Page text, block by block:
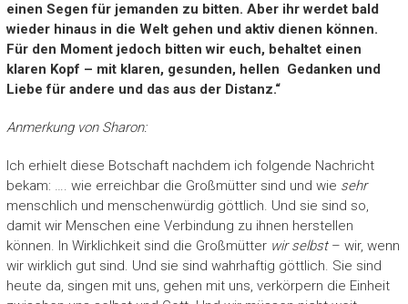
einen Segen für jemanden zu bitten. Aber ihr werdet bald
wieder hinaus in die Welt gehen und aktiv dienen können.
Für den Moment jedoch bitten wir euch, behaltet einen
klaren Kopf – mit klaren, gesunden, hellen Gedanken und
Liebe für andere und das aus der Distanz.“
Anmerkung von Sharon:
Ich erhielt diese Botschaft nachdem ich folgende Nachricht
bekam: …. wie erreichbar die Großmütter sind und wie sehr
menschlich und menschenwürdig göttlich. Und sie sind so,
damit wir Menschen eine Verbindung zu ihnen herstellen
können. In Wirklichkeit sind die Großmütter wir selbst – wir, wenn
wir wirklich gut sind. Und sie sind wahrhaftig göttlich. Sie sind
heute da, singen mit uns, gehen mit uns, verkörpern die Einheit